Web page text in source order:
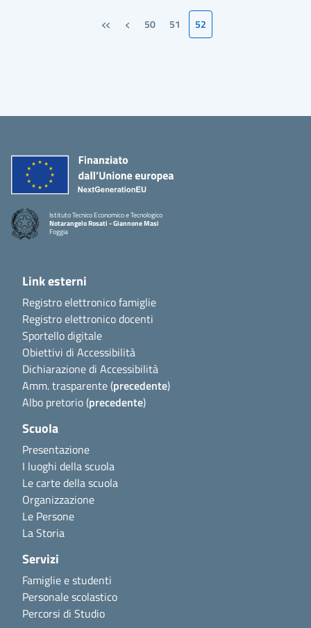
«Prima pagina
‹Pagina precedente
50 51 52
Istituto Tecnico Economico e Tecnologico
Notarangelo Rosati - Giannone Masi
Foggia
Link esterni
Registro elettronico famiglie
Registro elettronico docenti
Sportello digitale
Obiettivi di Accessibilità
Dichiarazione di Accessibilità
Amm. trasparente (precedente)
Albo pretorio (precedente)
Scuola
Presentazione
I luoghi della scuola
Le carte della scuola
Organizzazione
Le Persone
La Storia
Servizi
Famiglie e studenti
Personale scolastico
Percorsi di Studio